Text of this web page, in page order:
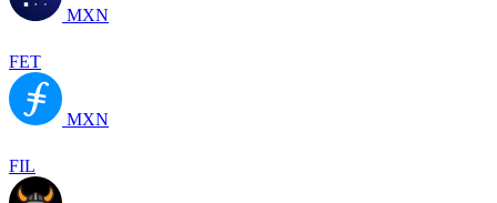
MXN
FET
MXN
FIL